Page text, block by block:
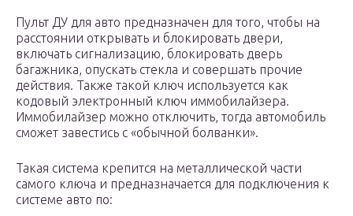
Пульт ДУ для авто предназначен для того, чтобы на
расстоянии открывать и блокировать двери,
включать сигнализацию, блокировать дверь
багажника, опускать стекла и совершать прочие
действия. Также такой ключ используется как
кодовый электронный ключ иммобилайзера.
Иммобилайзер можно отключить, тогда автомобиль
сможет завестись с «обычной болванки».
Такая система крепится на металлической части
самого ключа и предназначается для подключения к
системе авто по: